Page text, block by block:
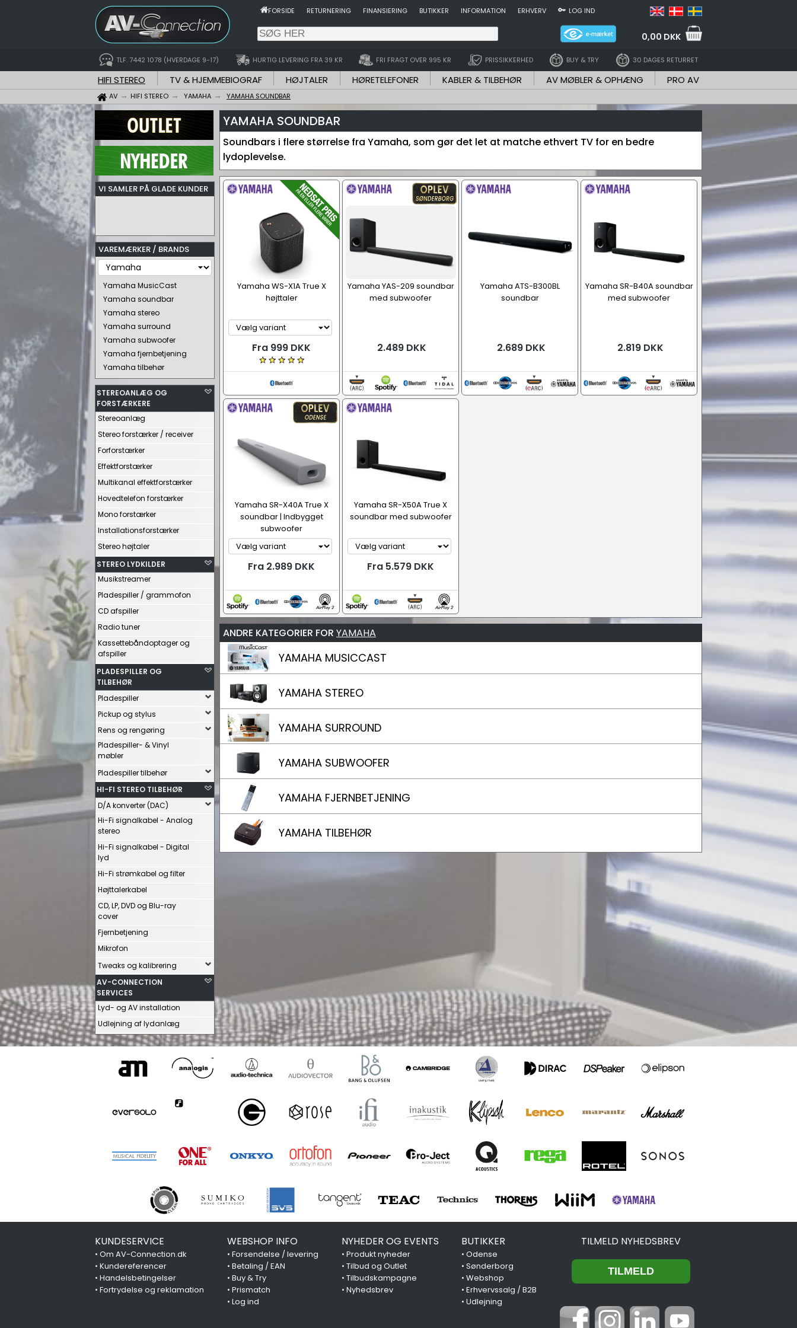
FORSIDE RETURNERING FINANSIERING BUTIKKER INFORMATION ERHVERV LOG IND
0,00 DKK
TLF. 7442 1078 (HVERDAGE 9-17) HURTIG LEVERING FRA 39 KR FRI FRAGT OVER 995 KR PRISSIKKERHED BUY & TRY 30 DAGES RETURRET
HIFI STEREO TV & HJEMMEBIOGRAF HØJTALER HØRETELEFONER KABLER & TILBEHØR AV MØBLER & OPHÆNG PRO AV
AV HIFI STEREO YAMAHA YAMAHA SOUNDBAR
VI SAMLER PÅ GLADE KUNDER
VAREMÆRKER / BRANDS
Yamaha MusicCast
Yamaha soundbar
Yamaha stereo
Yamaha surround
Yamaha subwoofer
Yamaha fjernbetjening
Yamaha tilbehør
STEREOANLÆG OG
FORSTÆRKERE
Stereoanlæg
Stereo forstærker / receiver
Forforstærker
Effektforstærker
Multikanal effektforstærker
Hovedtelefon forstærker
Mono forstærker
Installationsforstærker
Stereo højtaler
STEREO LYDKILDER
Musikstreamer
Pladespiller / grammofon
CD afspiller
Radio tuner
Kassettebåndoptager og
afspiller
PLADESPILLER OG
TILBEHØR
Pladespiller
Pickup og stylus
Rens og rengøring
Pladespiller- & Vinyl
møbler
Pladespiller tilbehør
HI-FI STEREO TILBEHØR
D/A konverter (DAC)
Hi-Fi signalkabel - Analog
stereo
Hi-Fi signalkabel - Digital
lyd
Hi-Fi strømkabel og filter
Højttalerkabel
CD, LP, DVD og Blu-ray
cover
Fjernbetjening
Mikrofon
Tweaks og kalibrering
AV-CONNECTION
SERVICES
Lyd- og AV installation
Udlejning af lydanlæg
YAMAHA SOUNDBAR
Soundbars i flere størrelse fra Yamaha, som gør det let at matche ethvert TV for en bedre
lydoplevelse.
Yamaha WS-X1A True X
højttaler
Fra 999 DKK
Yamaha YAS-209 soundbar
med subwoofer
2.489 DKK
Yamaha ATS-B300BL
soundbar
2.689 DKK
Yamaha SR-B40A soundbar
med subwoofer
2.819 DKK
Yamaha SR-X40A True X
soundbar | Indbygget
subwoofer
Fra 2.989 DKK
Yamaha SR-X50A True X
soundbar med subwoofer
Fra 5.579 DKK
ANDRE KATEGORIER FOR YAMAHA
YAMAHA MUSICCAST
YAMAHA STEREO
YAMAHA SURROUND
YAMAHA SUBWOOFER
YAMAHA FJERNBETJENING
YAMAHA TILBEHØR
KUNDESERVICE
• Om AV-Connection.dk
• Kundereferencer
• Handelsbetingelser
• Fortrydelse og reklamation
WEBSHOP INFO
• Forsendelse / levering
• Betaling / EAN
• Buy & Try
• Prismatch
• Log ind
NYHEDER OG EVENTS
• Produkt nyheder
• Tilbud og Outlet
• Tilbudskampagne
• Nyhedsbrev
BUTIKKER
•Odense
•Sønderborg
•Webshop
•Erhvervssalg / B2B
•Udlejning
TILMELD NYHEDSBREV